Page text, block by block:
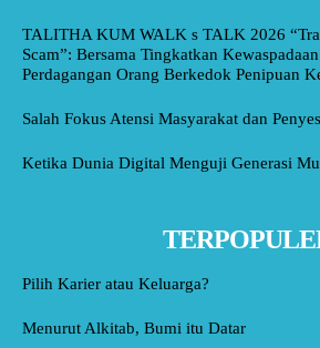
TALITHA KUM WALK s TALK 2026
Scam”: Bersama Tingkatkan
Perdagangan Orang Berkedok Penipuan
Salah Fokus Atensi Masyarakat dan
Ketika Dunia Digital Menguji Generasi
Pilih Karier atau Keluarga?
Menurut Alkitab, Bumi itu Datar